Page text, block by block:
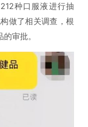
种口服液进行抽
做了相关调查，根
审批。